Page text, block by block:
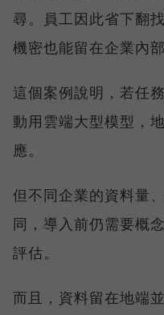
尋。員工因此省下翻
機密也能留在企業內部
這個案例說明，若任
動用雲端大型模型，
應。
但不同企業的資料量
同，導入前仍需要概
評估。
而且，資料留在地端